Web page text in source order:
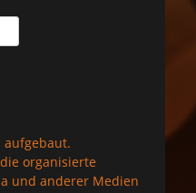
aufgebaut.
organisierte
und anderer Medien